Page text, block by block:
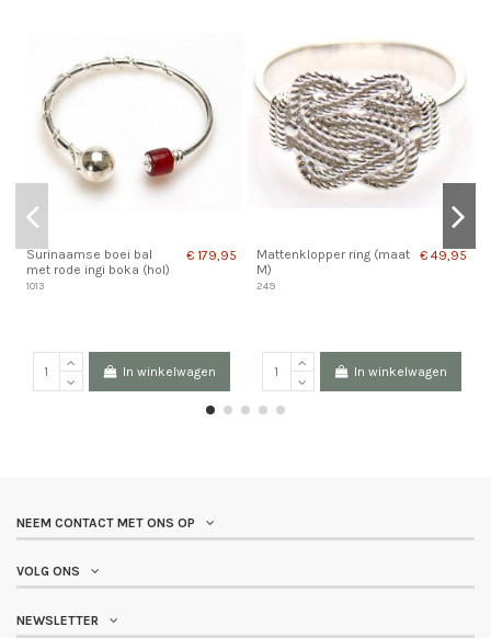
Surinaamse boei bal
met rode ingi boka (hol)
1013
€ 179,95
In winkelwagen
Mattenklopper ring (maat
M)
249
€ 49,95
In winkelwagen
NEEM CONTACT MET ONS OP
VOLG ONS
NEWSLETTER